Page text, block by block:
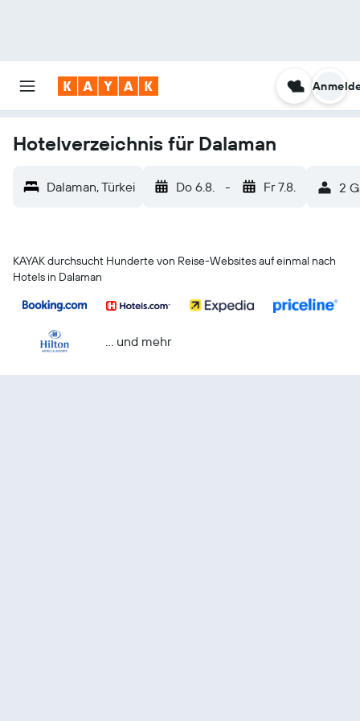
Hotelverzeichnis für Dalaman
Dalaman, Türkei Do 6.8. - Fr 7.8. 2
KAYAK durchsucht Hunderte von Reise-Websites auf einmal nach
Hotels in Dalaman
… und mehr